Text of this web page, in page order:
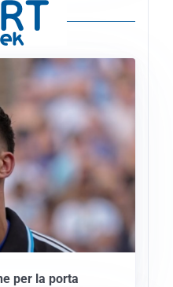
per la porta